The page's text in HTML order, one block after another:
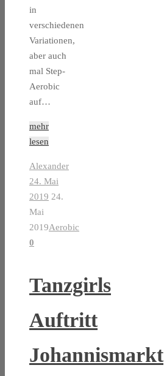
in
verschiedenen
Variationen,
aber auch
mal Step-
Aerobic
auf…
mehr
lesen
Alexander
24. Mai
2019 24.
Mai
2019Aerobic
0
Tanzgirls
Auftritt
Johannismarkt